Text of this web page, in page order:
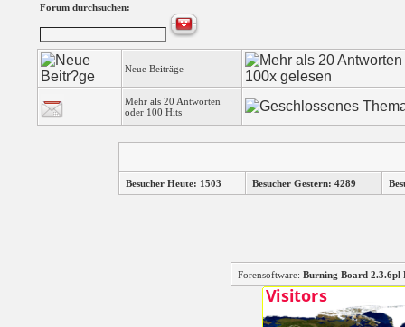
Forum durchsuchen:
Neue Beiträge
Mehr als 20 Antworten
oder 100 Hits
Besucher Heute: 1503 Besucher Gestern: 4289
Forensoftware: Burning Board